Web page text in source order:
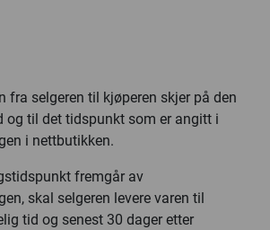
fra selgeren til kjøperen skjer på den
og til det tidspunkt som er angitt i
i nettbutikken.
fremgår av
skal selgeren levere varen til
tid og senest 30 dager etter